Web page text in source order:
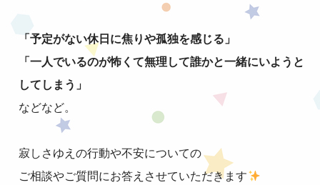
「予定がない休日に焦りや孤独を感じる」
「一人でいるのが怖くて無理して誰かと一緒にいようと
してしまう」
などなど。
寂しさゆえの行動や不安についての
ご相談やご質問にお答えさせていただきます